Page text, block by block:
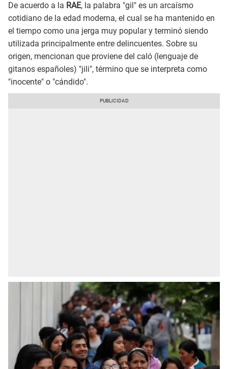
De acuerdo a la RAE, la palabra "gil" es un arcaísmo
cotidiano de la edad moderna, el cual se ha mantenido en
el tiempo como una jerga muy popular y terminó siendo
utilizada principalmente entre delincuentes. Sobre su
origen, mencionan que proviene del caló (lenguaje de
gitanos españoles) "jili", término que se interpreta como
"inocente" o "cándido".